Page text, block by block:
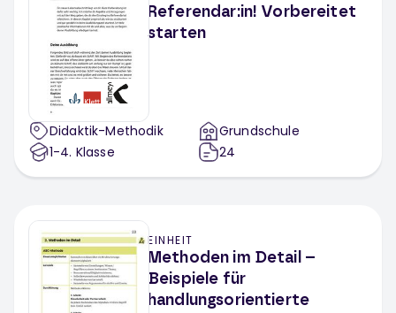
Referendar:in! Vorbereitet
starten
Didaktik-Methodik
1-4. Klasse
Grundschule
24
EINHEIT
Methoden im Detail –
Beispiele für
handlungsorientierte